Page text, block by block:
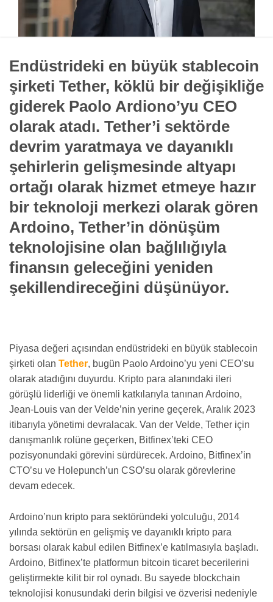
Endüstrideki en büyük stablecoin
şirketi Tether, köklü bir değişikliğe
giderek Paolo Ardiono’yu CEO
olarak atadı. Tether’i sektörde
devrim yaratmaya ve dayanıklı
şehirlerin gelişmesinde altyapı
ortağı olarak hizmet etmeye hazır
bir teknoloji merkezi olarak gören
Ardoino, Tether’in dönüşüm
teknolojisine olan bağlılığıyla
finansın geleceğini yeniden
şekillendireceğini düşünüyor.
Piyasa değeri açısından endüstrideki en büyük stablecoin
şirketi olan Tether, bugün Paolo Ardoino’yu yeni CEO’su
olarak atadığını duyurdu. Kripto para alanındaki ileri
görüşlü liderliği ve önemli katkılarıyla tanınan Ardoino,
Jean-Louis van der Velde’nin yerine geçerek, Aralık 2023
itibarıyla yönetimi devralacak. Van der Velde, Tether için
danışmanlık rolüne geçerken, Bitfinex’teki CEO
pozisyonundaki görevini sürdürecek. Ardoino, Bitfinex’in
CTO’su ve Holepunch’un CSO’su olarak görevlerine
devam edecek.
Ardoino’nun kripto para sektöründeki yolculuğu, 2014
yılında sektörün en gelişmiş ve dayanıklı kripto para
borsası olarak kabul edilen Bitfinex’e katılmasıyla başladı.
Ardoino, Bitfinex’te platformun bitcoin ticaret becerilerini
geliştirmekte kilit bir rol oynadı. Bu sayede blockchain
teknolojisi konusundaki derin bilgisi ve özverisi nedeniyle